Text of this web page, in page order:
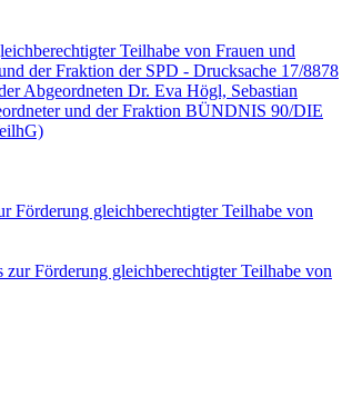
Teilhabe von Frauen und
der Fraktion der SPD - Drucksache 17/8878
Abgeordneten Dr. Eva Högl, Sebastian
und der Fraktion BÜNDNIS 90/DIE
Förderung gleichberechtigter Teilhabe von
Förderung gleichberechtigter Teilhabe von